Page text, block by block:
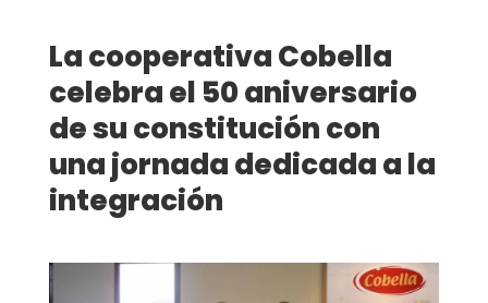
La cooperativa Cobella
celebra el 50 aniversario
de su constitución con
una jornada dedicada a la
integración